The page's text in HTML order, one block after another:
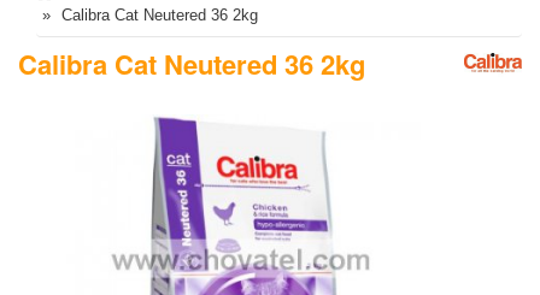
Calibra Cat Neutered 36 2kg
Calibra Cat Neutered 36 2kg